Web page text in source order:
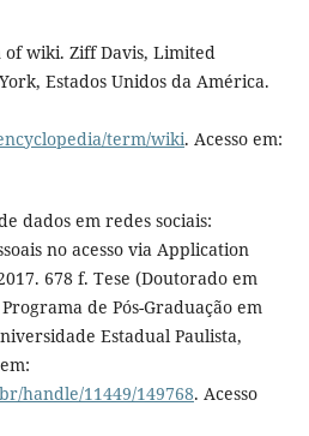
of wiki. Ziff Davis, Limited
Estados Unidos da América.
term/wiki. Acesso em:
dados em redes sociais:
no acesso via Application
678 f. Tese (Doutorado em
de Pós-Graduação em
Estadual Paulista,
handle/11449/149768. Acesso